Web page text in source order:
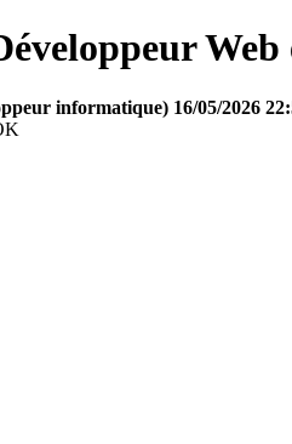
informatique) 16/05/2026